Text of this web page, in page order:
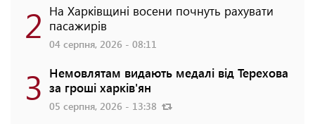
2 На Харківщині восени почнуть рахувати
пасажирів
04 серпня, 2026 - 08:11
3 Немовлятам видають медалі від Терехова
за гроші харків'ян
05 серпня, 2026 - 13:38